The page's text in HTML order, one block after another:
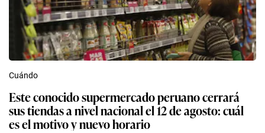
Cuándo
Este conocido supermercado peruano cerrará
sus tiendas a nivel nacional el 12 de agosto: cuál
es el motivo y nuevo horario